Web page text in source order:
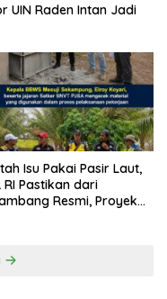
UIN Raden Intan Jadi
Isu Pakai Pasir Laut,
RI Pastikan dari
Resmi, Proyek